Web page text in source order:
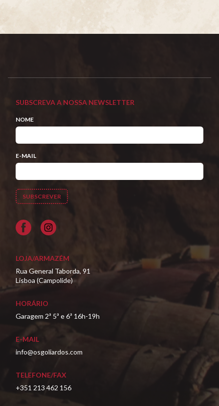
SUBSCREVA A NOSSA NEWSLETTER
NOME
E-MAIL
Facebook
LOJA/ARMAZÉM
Rua General Taborda, 91
Lisboa (Campolide)
HORÁRIO
Garagem 2ª 5ª e 6ª 16h-19h
E-MAIL
info@osgoliardos.com
TELEFONE/FAX
+351 213 462 156